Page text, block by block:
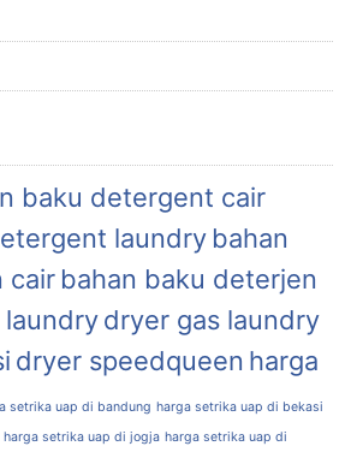
baku detergent cair
laundry bahan
cair bahan baku deterjen
laundrydryer gas laundry
dryer speedqueen harga
setrika uap di bandung harga setrika uap di bekasi
harga setrika uap di jogja harga setrika uap di